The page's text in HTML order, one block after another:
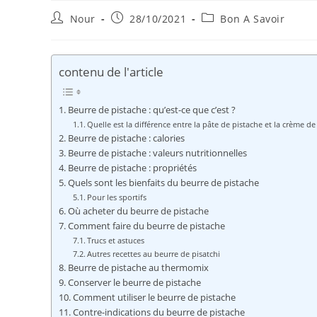
Auteur/autrice
publication :
Nour
Publication
28/10/2021
PostBon A Savoir
contenu de l'article
Beurre de pistache : qu’est-ce que c’est ?
Quelle est la différence entre la pâte de pistache et la crème
Beurre de pistache : calories
Beurre de pistache : valeurs nutritionnelles
Beurre de pistache : propriétés
Quels sont les bienfaits du beurre de pistache
Pour les sportifs
Où acheter du beurre de pistache
Comment faire du beurre de pistache
Trucs et astuces
Autres recettes au beurre de pisatchi
Beurre de pistache au thermomix
Conserver le beurre de pistache
Comment utiliser le beurre de pistache
Contre-indications du beurre de pistache